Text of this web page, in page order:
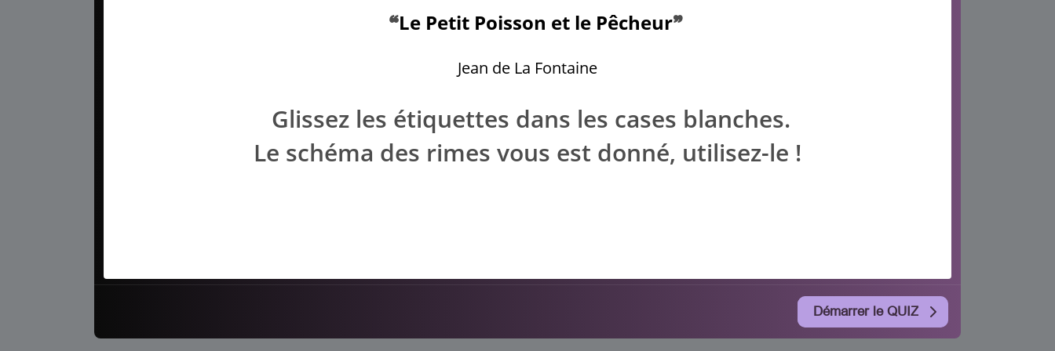
❝Le Petit Poisson et le Pêcheur❞
Jean de La Fontaine
Glissez les étiquettes dans les cases blanches.
Le schéma des rimes vous est donné, utilisez-le !
Démarrer le QUIZ